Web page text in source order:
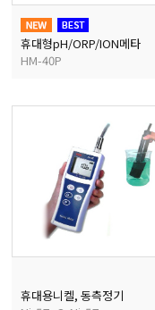
휴대형pH/ORP/ION메타
HM-40P
휴대용니켈, 동측정기